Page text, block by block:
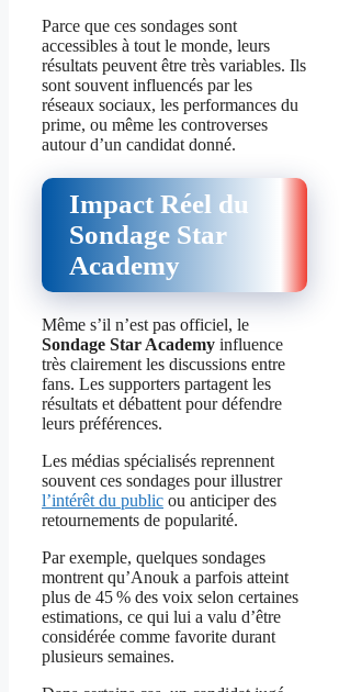
Parce que ces sondages sont
accessibles à tout le monde, leurs
résultats peuvent être très variables. Ils
sont souvent influencés par les
réseaux sociaux, les performances du
prime, ou même les controverses
autour d’un candidat donné.
Impact Réel du
Sondage Star
Academy
Même s’il n’est pas officiel, le
Sondage Star Academy influence
très clairement les discussions entre
fans. Les supporters partagent les
résultats et débattent pour défendre
leurs préférences.
Les médias spécialisés reprennent
souvent ces sondages pour illustrer
l’intérêt du public ou anticiper des
retournements de popularité.
Par exemple, quelques sondages
montrent qu’Anouk a parfois atteint
plus de 45 % des voix selon certaines
estimations, ce qui lui a valu d’être
considérée comme favorite durant
plusieurs semaines.